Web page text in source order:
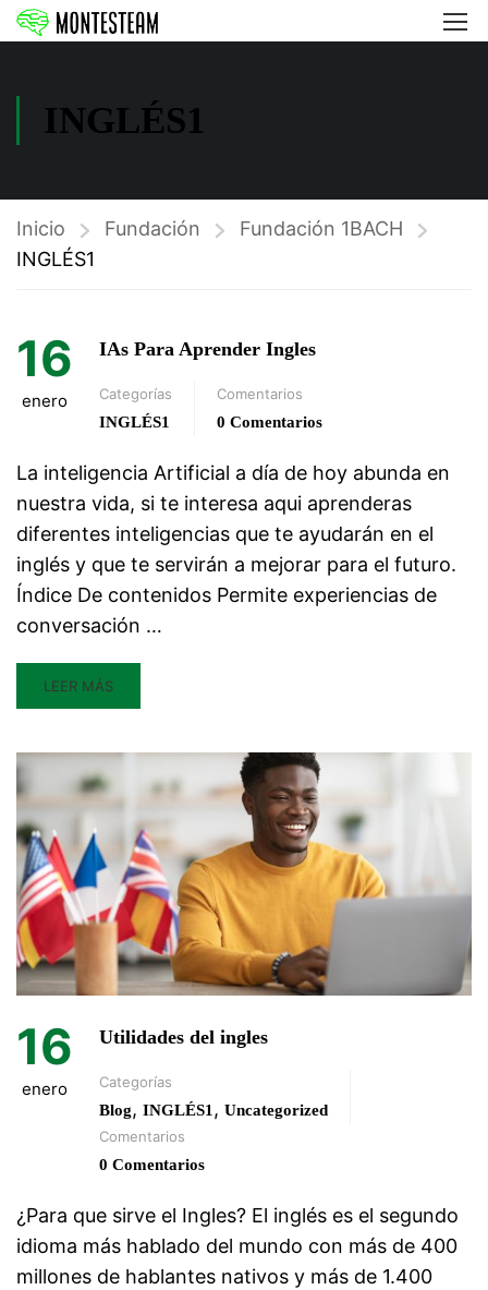
INGLÉS1
Inicio Fundación
Fundación 1BACH
INGLÉS1
16
enero
IAs Para Aprender Ingles
Categorías
INGLÉS1
Comentarios
0 Comentarios
La inteligencia Artificial a día de hoy abunda en
nuestra vida, si te interesa aqui aprenderas
diferentes inteligencias que te ayudarán en el
inglés y que te servirán a mejorar para el futuro.
Índice De contenidos Permite experiencias de
conversación …
LEER MÁS
16
enero
Utilidades del ingles
Categorías
Blog, INGLÉS1 , Uncategorized
Comentarios
0 Comentarios
¿Para que sirve el Ingles? El inglés es el segundo
idioma más hablado del mundo con más de 400
millones de hablantes nativos y más de 1.400